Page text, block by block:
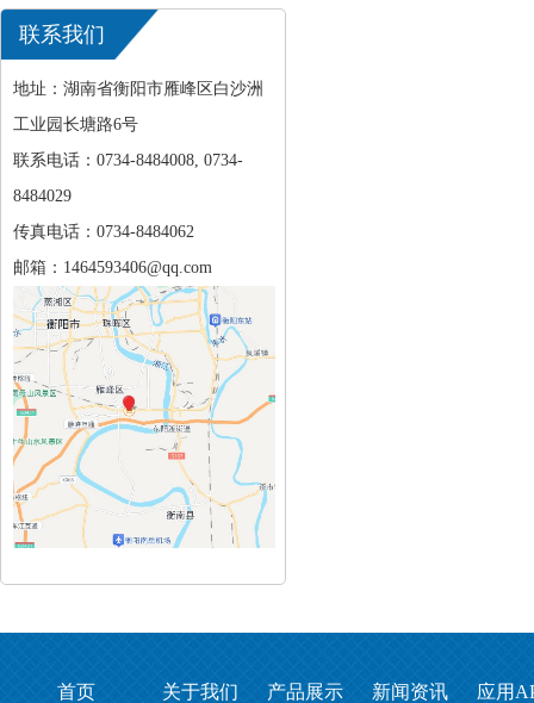
联系我们
地址：湖南省衡阳市雁峰区白沙洲
工业园长塘路6号
联系电话：0734-8484008, 0734-
8484029
传真电话：0734-8484062
邮箱：1464593406@qq.com
首页 关于我们 产品展示 新闻资讯 应用